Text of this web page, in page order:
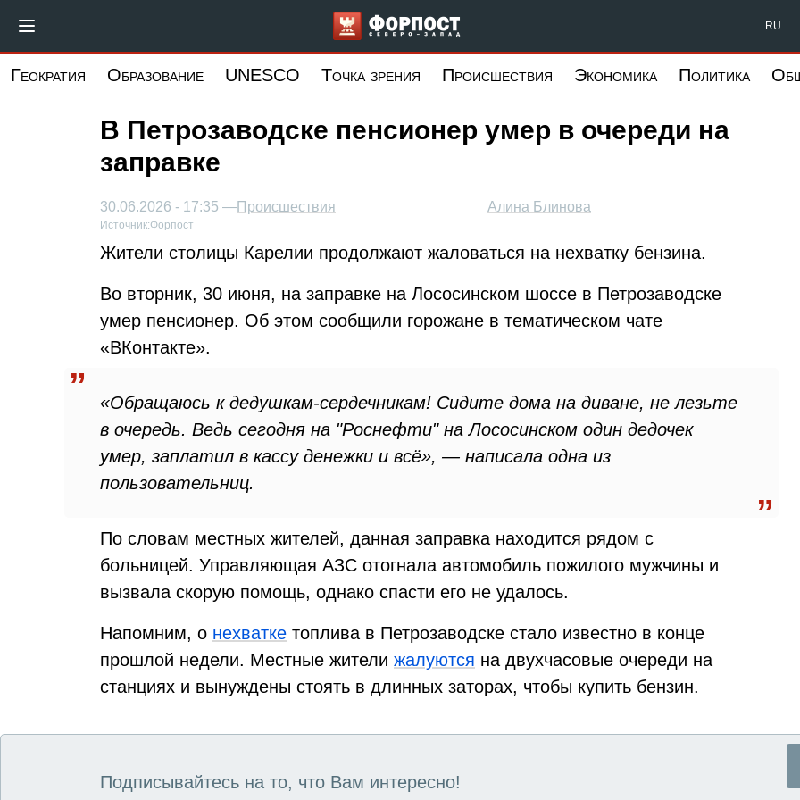
основному
Форпост Северо-Запад RU
Геократия Образование UNESCO Точка зрения Происшествия Экономика Политика
В Петрозаводске пенсионер умер в очереди на
заправке
Алина Блинова
30.06.2026 - 17:35 —Происшествия
Источник:Форпост
Жители столицы Карелии продолжают жаловаться на нехватку бензина.
Во вторник, 30 июня, на заправке на Лососинском шоссе в Петрозаводске
умер пенсионер. Об этом сообщили горожане в тематическом чате
«ВКонтакте».
«Обращаюсь к дедушкам-сердечникам! Сидите дома на диване, не лезьте
в очередь. Ведь сегодня на "Роснефти" на Лососинском один дедочек
умер, заплатил в кассу денежки и всё», — написала одна из
пользовательниц.
По словам местных жителей, данная заправка находится рядом с
больницей. Управляющая АЗС отогнала автомобиль пожилого мужчины и
вызвала скорую помощь, однако спасти его не удалось.
Напомним, о нехватке топлива в Петрозаводске стало известно в конце
прошлой недели. Местные жители жалуются на двухчасовые очереди на
станциях и вынуждены стоять в длинных заторах, чтобы купить бензин.
Подписывайтесь на то, что Вам интересно!